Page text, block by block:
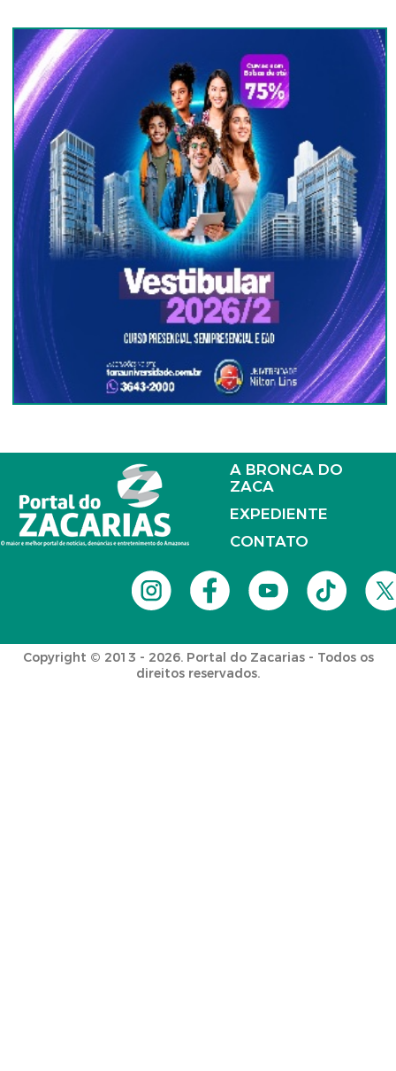
A BRONCA DO
ZACA
EXPEDIENTE
CONTATO
Copyright © 2013 - 2026. Portal do Zacarias - Todos os
direitos reservados.